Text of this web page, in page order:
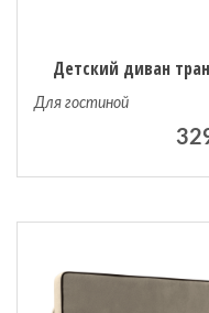
Детский диван
Для гостиной